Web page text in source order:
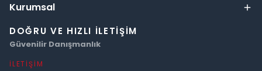
Kurumsal
DOĞRU VE HIZLI İLETIŞIM
Güvenilir Danışmanlık
İLETIŞIM